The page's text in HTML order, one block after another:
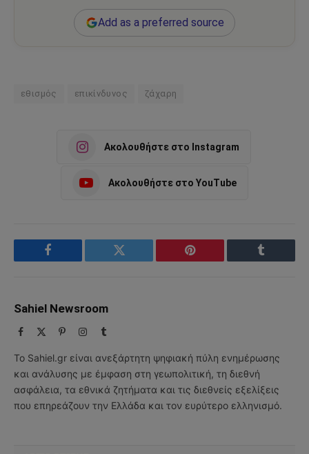
Add as a preferred source
εθισμός επικίνδυνος ζάχαρη
Ακολουθήστε στο Instagram
Ακολουθήστε στο YouTube
Facebook Twitter Pinterest Tumblr
Sahiel Newsroom
Facebook PinterestInstagram
Tumblr
Το Sahiel.gr είναι ανεξάρτητη ψηφιακή πύλη ενημέρωσης
και ανάλυσης με έμφαση στη γεωπολιτική, τη διεθνή
ασφάλεια, τα εθνικά ζητήματα και τις διεθνείς εξελίξεις
που επηρεάζουν την Ελλάδα και τον ευρύτερο ελληνισμό.